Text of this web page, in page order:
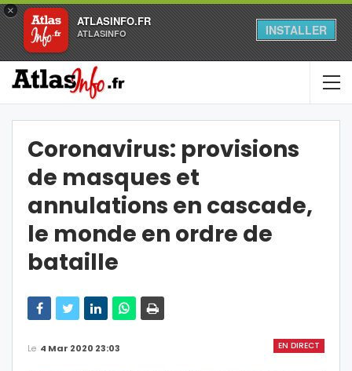
×
ATLASINFO.FR
ATLASINFO INSTALLER
Coronavirus: provisions
de masques et
annulations en cascade,
le monde en ordre de
bataille
EN DIRECT
Le 4 Mar 2020 23:03